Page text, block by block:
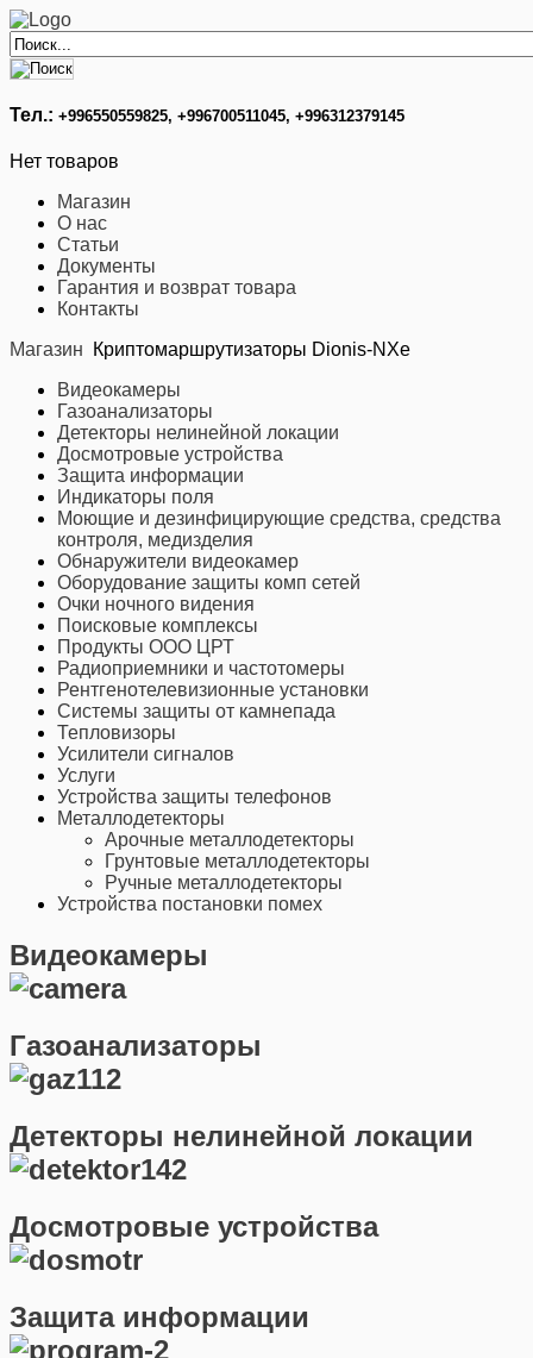
Тел.: +996550559825, +996700511045, +996312379145
Нет товаров
Магазин
О нас
Статьи
Документы
Гарантия и возврат товара
Контакты
Магазин
Криптомаршрутизаторы Dionis-NXe
Видеокамеры
Газоанализаторы
Детекторы нелинейной локации
Досмотровые устройства
Защита информации
Индикаторы поля
Моющие и дезинфицирующие средства, средства
контроля, медизделия
Обнаружители видеокамер
Оборудование защиты комп сетей
Очки ночного видения
Поисковые комплексы
Продукты ООО ЦРТ
Радиоприемники и частотомеры
Рентгенотелевизионные установки
Системы защиты от камнепада
Тепловизоры
Усилители сигналов
Услуги
Устройства защиты телефонов
Металлодетекторы
Арочные металлодетекторы
Грунтовые металлодетекторы
Ручные металлодетекторы
Устройства постановки помех
Видеокамеры
Газоанализаторы
Детекторы нелинейной локации
Досмотровые устройства
Защита информации